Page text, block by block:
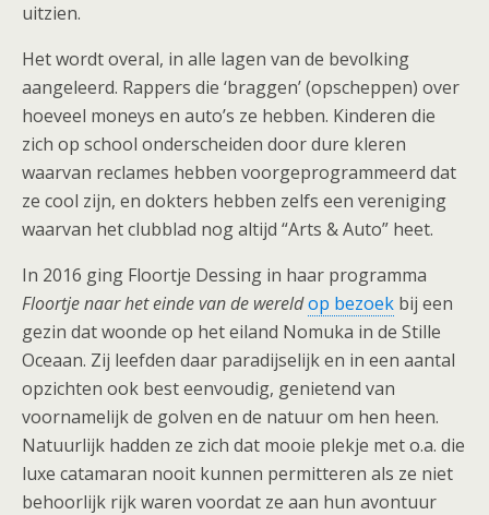
uitzien.
Het wordt overal, in alle lagen van de bevolking
aangeleerd. Rappers die ‘braggen’ (opscheppen) over
hoeveel moneys en auto’s ze hebben. Kinderen die
zich op school onderscheiden door dure kleren
waarvan reclames hebben voorgeprogrammeerd dat
ze cool zijn, en dokters hebben zelfs een vereniging
waarvan het clubblad nog altijd “Arts & Auto” heet.
In 2016 ging Floortje Dessing in haar programma
Floortje naar het einde van de wereldop bezoek bij een
gezin dat woonde op het eiland Nomuka in de Stille
Oceaan. Zij leefden daar paradijselijk en in een aantal
opzichten ook best eenvoudig, genietend van
voornamelijk de golven en de natuur om hen heen.
Natuurlijk hadden ze zich dat mooie plekje met o.a. die
luxe catamaran nooit kunnen permitteren als ze niet
behoorlijk rijk waren voordat ze aan hun avontuur